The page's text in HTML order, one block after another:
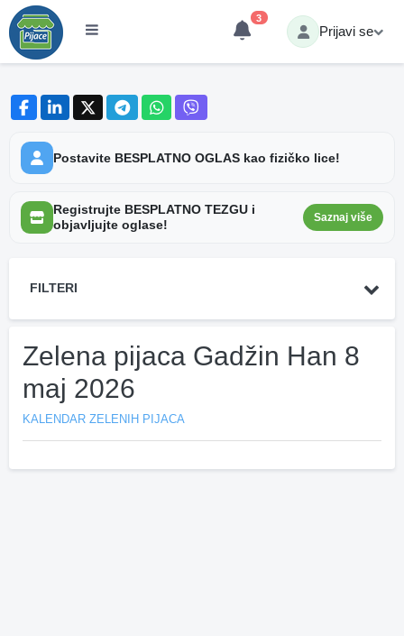
3
Prijavi se
Postavite BESPLATNO OGLAS kao fizičko lice!
Registrujte BESPLATNO TEZGU i
objavljujte oglase!
Saznaj više
FILTERI
Zelena pijaca Gadžin Han 8
maj 2026
KALENDAR ZELENIH PIJACA